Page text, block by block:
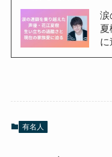
涙
夏
に
有名人